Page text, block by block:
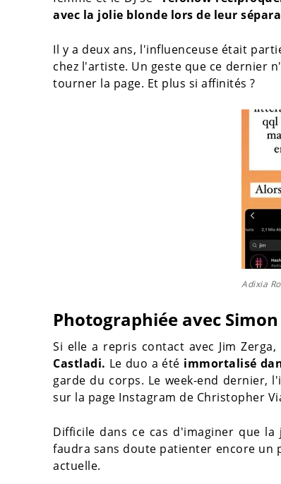
avec la jolie blonde lors de leur
Il y a deux ans, l'influenceuse était
chez l'artiste. Un geste que ce dernier
tourner la page. Et plus si affinités ?
Adixia
Photographiée avec
Si elle a repris contact avec Jim
Castladi. Le duo a été immortalisé
garde du corps. Le week-end dernier,
sur la page Instagram de Christopher
Difficile dans ce cas d'imaginer que
faudra sans doute patienter encore un
actuelle.